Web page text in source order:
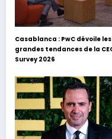
Casablanca : PwC dévoile les
grandes tendances de la
Survey 2026